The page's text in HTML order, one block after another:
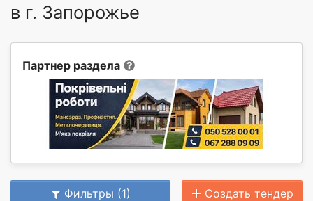
в г. Запорожье
Партнер раздела
Фильтры (1) Создать тендер